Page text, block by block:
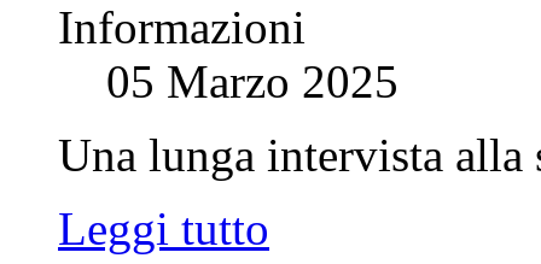
Informazioni
05 Marzo 2025
Una lunga intervista
Leggi tutto